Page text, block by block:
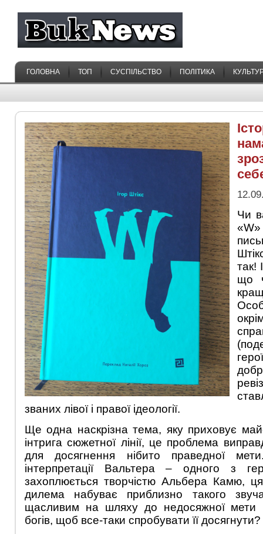
ГОЛОВНА ТОП СУСПІЛЬСТВО ПОЛІТИКА
Чи
так!
що
званих лівої і правої ідеології.
Ще одна наскрізна тема, яку приховує
інтрига сюжетної лінії, це проблема
для досягнення нібито праведної
інтерпретації Вальтера – одного з
захоплюється творчістю Альбера Камю, ця
дилема набуває приблизно такого
щасливим на шляху до недосяжної мети
богів, щоб все-таки спробувати її досягнути?